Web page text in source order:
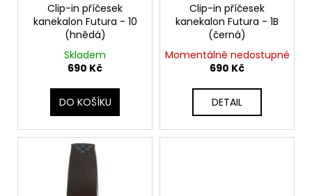
Clip-in příčesek
kanekalon Futura - 10
(hnědá)
Skladem
690 Kč
DO KOŠÍKU
Clip-in příčesek
kanekalon Futura - 1B
(černá)
Momentálně nedostupné
690 Kč
DETAIL